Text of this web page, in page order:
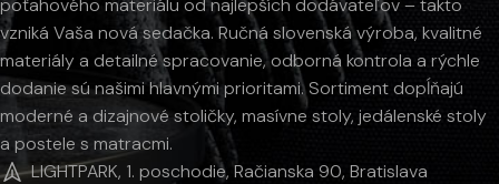
poťahového materiálu od najlepších dodávateľov – takto
vzniká Vaša nová sedačka. Ručná slovenská výroba, kvalitné
materiály a detailné spracovanie, odborná kontrola a rýchle
dodanie sú našimi hlavnými prioritami. Sortiment dopĺňajú
moderné a dizajnové stoličky, masívne stoly, jedálenské stoly
a postele s matracmi.
LIGHTPARK, 1. poschodie, Račianska 90, Bratislava